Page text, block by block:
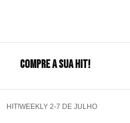
COMPRE A SUA HIT!
HIT!WEEKLY 2-7 DE JULHO